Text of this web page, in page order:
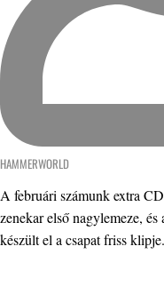
HAMMERWORLD
A februári számunk extra
zenekar első nagylemeze,
készült el a csapat friss klipje.